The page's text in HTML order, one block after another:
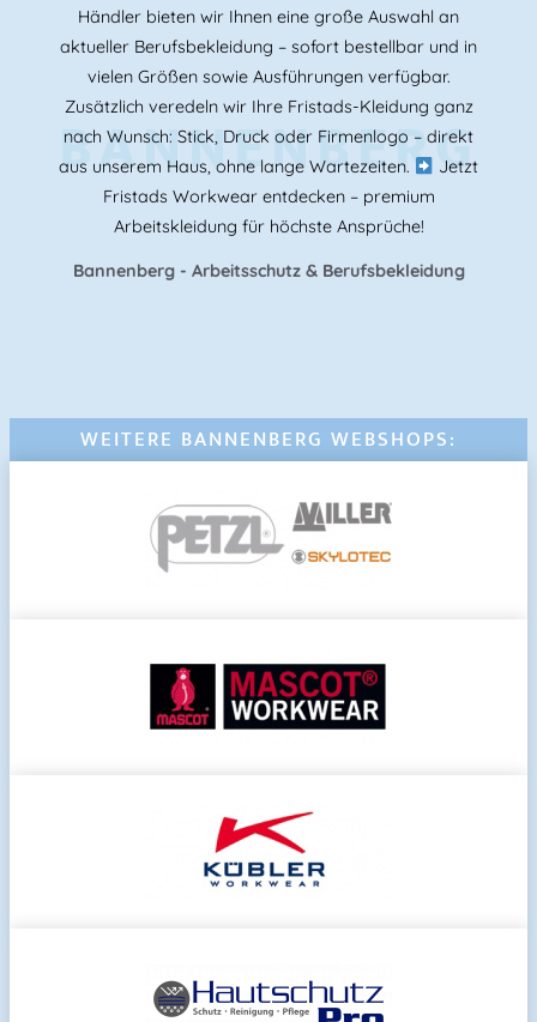
Händler bieten wir Ihnen eine große Auswahl an
aktueller Berufsbekleidung – sofort bestellbar und in
vielen Größen sowie Ausführungen verfügbar.
Zusätzlich veredeln wir Ihre Fristads-Kleidung ganz
nach Wunsch: Stick, Druck oder Firmenlogo – direkt
aus unserem Haus, ohne lange Wartezeiten.
Jetzt
Fristads Workwear entdecken – premium
Arbeitskleidung für höchste Ansprüche!
Bannenberg - Arbeitsschutz & Berufsbekleidung
BANNENBERG
WEITERE BANNENBERG WEBSHOPS: